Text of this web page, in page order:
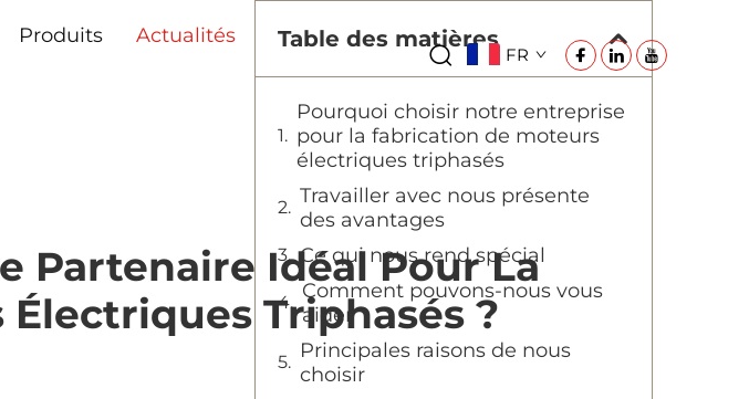
Produits
Actualités
FR
Partenaire Idéal Pour La
Triphasés ?
Table des matières
Pourquoi choisir notre entreprise
pour la fabrication de moteurs
électriques triphasés
Travailler avec nous présente
des avantages
Ce qui nous rend spécial
Comment pouvons-nous vous
aider
Principales raisons de nous
choisir